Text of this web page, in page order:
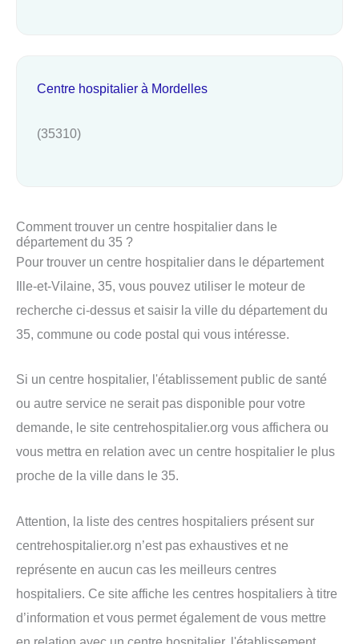
Centre hospitalier à Mordelles
(35310)
Comment trouver un centre hospitalier dans le
département du 35 ?
Pour trouver un centre hospitalier dans le département
Ille-et-Vilaine, 35, vous pouvez utiliser le moteur de
recherche ci-dessus et saisir la ville du département du
35, commune ou code postal qui vous intéresse.
Si un centre hospitalier, l'établissement public de santé
ou autre service ne serait pas disponible pour votre
demande, le site centrehospitalier.org vous affichera ou
vous mettra en relation avec un centre hospitalier le plus
proche de la ville dans le 35.
Attention, la liste des centres hospitaliers présent sur
centrehospitalier.org n’est pas exhaustives et ne
représente en aucun cas les meilleurs centres
hospitaliers. Ce site affiche les centres hospitaliers à titre
d’information et vous permet également de vous mettre